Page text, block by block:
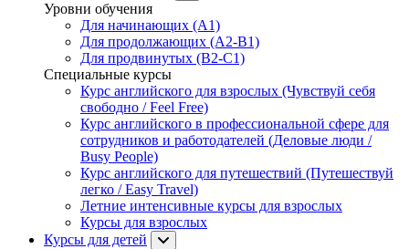
Уровни обучения
Для начинающих (A1)
Для продолжающих (A2-B1)
Для продвинутых (B2-C1)
Специальные курсы
Курс английского для взрослых (Чувствуй себя
свободно / Feel Free)
Курс английского в профессиональной сфере для
сотрудников и работодателей (Деловые люди /
Busy People)
Курс английского для путешествий (Путешествуй
легко / Easy Travel)
Летние интенсивные курсы для взрослых
Курсы для взрослых
Курсы для детей